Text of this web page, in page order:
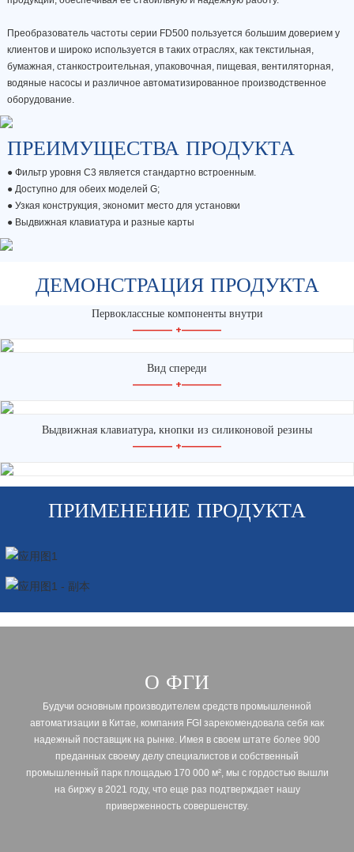
Преобразователь частоты серии FD500 пользуется большим доверием у
клиентов и широко используется в таких отраслях, как текстильная,
бумажная, станкостроительная, упаковочная, пищевая, вентиляторная,
водяные насосы и различное автоматизированное производственное
оборудование.
ПРЕИМУЩЕСТВА ПРОДУКТА
● Фильтр уровня C3 является стандартно встроенным.
● Доступно для обеих моделей G;
● Узкая конструкция, экономит место для установки
● Выдвижная клавиатура и разные карты
ДЕМОНСТРАЦИЯ ПРОДУКТА
Первоклассные компоненты внутри
————— +—————
Вид спереди
————— +—————
Выдвижная клавиатура, кнопки из силиконовой резины
————— +—————
ПРИМЕНЕНИЕ ПРОДУКТА
О ФГИ
Будучи основным производителем средств промышленной
автоматизации в Китае, компания FGI зарекомендовала себя как
надежный поставщик на рынке. Имея в своем штате более 900
преданных своему делу специалистов и собственный
промышленный парк площадью 170 000 м², мы с гордостью вышли
на биржу в 2021 году, что еще раз подтверждает нашу
приверженность совершенству.